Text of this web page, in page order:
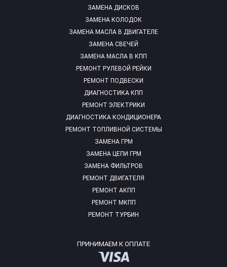
ЗАМЕНА ДИСКОВ
ЗАМЕНА КОЛОДОК
ЗАМЕНА МАСЛА В ДВИГАТЕЛЕ
ЗАМЕНА СВЕЧЕЙ
ЗАМЕНА МАСЛА В КПП
РЕМОНТ РУЛЕВОЙ РЕЙКИ
РЕМОНТ ПОДВЕСКИ
ДИАГНОСТИКА КПП
РЕМОНТ ЭЛЕКТРИКИ
ДИАГНОСТИКА КОНДИЦИОНЕРА
РЕМОНТ ТОПЛИВНОЙ СИСТЕМЫ
ЗАМЕНА ГРМ
ЗАМЕНА ЦЕПИ ГРМ
ЗАМЕНА ФИЛЬТРОВ
РЕМОНТ ДВИГАТЕЛЯ
РЕМОНТ АКПП
РЕМОНТ МКПП
РЕМОНТ ТУРБИН
ПРИНИМАЕМ К ОПЛАТЕ